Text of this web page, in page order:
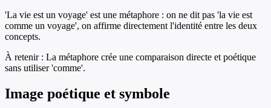
'La vie est un voyage' est une métaphore : on ne dit pas 'la vie est
comme un voyage', on affirme directement l'identité entre les deux
concepts.
À retenir : La métaphore crée une comparaison directe et poétique
sans utiliser 'comme'.
Image poétique et symbole